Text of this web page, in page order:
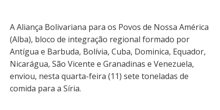
A Aliança Bolivariana para os Povos de Nossa América
(Alba), bloco de integração regional formado por
Antígua e Barbuda, Bolívia, Cuba, Dominica, Equador,
Nicarágua, São Vicente e Granadinas e Venezuela,
enviou, nesta quarta-feira (11) sete toneladas de
comida para a Síria.